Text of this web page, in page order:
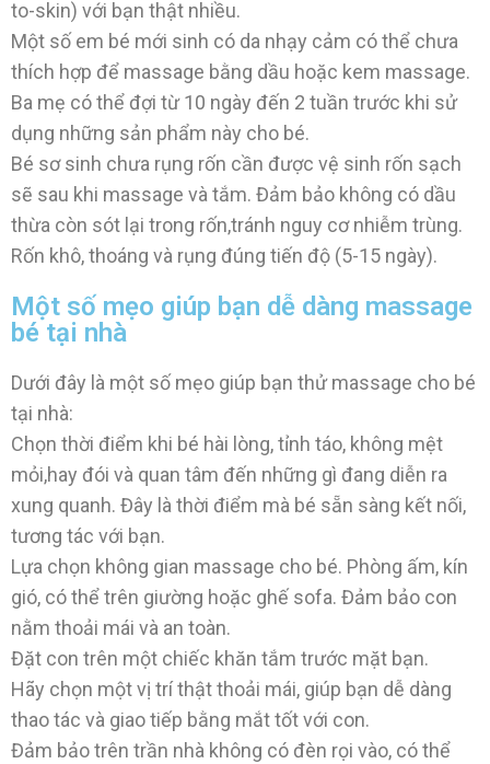
to-skin) với bạn thật nhiều.
Một số em bé mới sinh có da nhạy cảm có thể chưa
thích hợp để massage bằng dầu hoặc kem massage.
Ba mẹ có thể đợi từ 10 ngày đến 2 tuần trước khi sử
dụng những sản phẩm này cho bé.
Bé sơ sinh chưa rụng rốn cần được vệ sinh rốn sạch
sẽ sau khi massage và tắm. Đảm bảo không có dầu
thừa còn sót lại trong rốn,tránh nguy cơ nhiễm trùng.
Rốn khô, thoáng và rụng đúng tiến độ (5-15 ngày).
Một số mẹo giúp bạn dễ dàng massage
bé tại nhà
Dưới đây là một số mẹo giúp bạn thử massage cho bé
tại nhà:
Chọn thời điểm khi bé hài lòng, tỉnh táo, không mệt
mỏi,hay đói và quan tâm đến những gì đang diễn ra
xung quanh. Đây là thời điểm mà bé sẵn sàng kết nối,
tương tác với bạn.
Lựa chọn không gian massage cho bé. Phòng ấm, kín
gió, có thể trên giường hoặc ghế sofa. Đảm bảo con
nằm thoải mái và an toàn.
Đặt con trên một chiếc khăn tắm trước mặt bạn.
Hãy chọn một vị trí thật thoải mái, giúp bạn dễ dàng
thao tác và giao tiếp bằng mắt tốt với con.
Đảm bảo trên trần nhà không có đèn rọi vào, có thể